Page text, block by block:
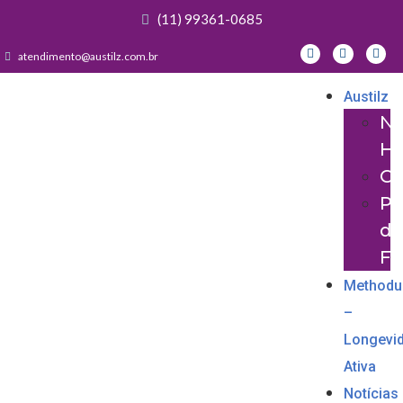
(11) 99361-0685
atendimento@austilz.com.br
Austilz
da
–
Ativa
Notícias